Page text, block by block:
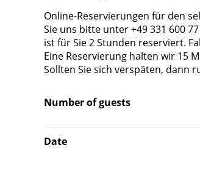
Online-Reservierungen für den
Sie uns bitte unter +49 331 600
ist für Sie 2 Stunden reserviert.
Eine Reservierung halten wir 15
Sollten Sie sich verspäten, dann
Number of guests
Date